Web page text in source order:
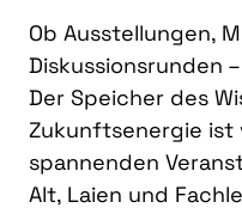
Ob Ausstellungen,
Diskussionsrunden
Der Speicher des
Zukunftsenergie ist
spannenden
Alt, Laien und